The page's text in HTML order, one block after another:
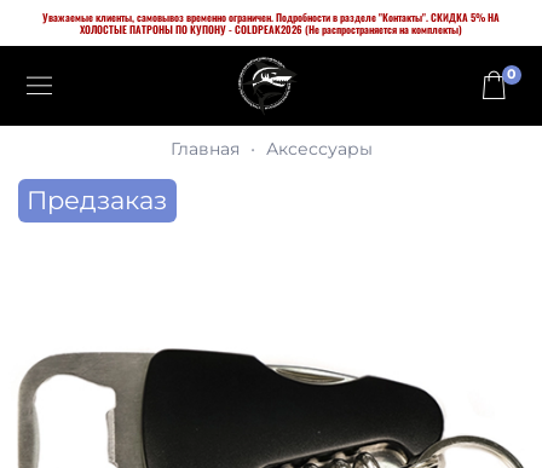
Уважаемые клиенты, самовывоз временно ограничен. Подробности в разделе "Контакты". СКИДКА 5% НА
ХОЛОСТЫЕ ПАТРОНЫ ПО КУПОНУ - COLDPEAK2026 (Не распространяется на комплекты)
0
Главная Аксессуары
Предзаказ